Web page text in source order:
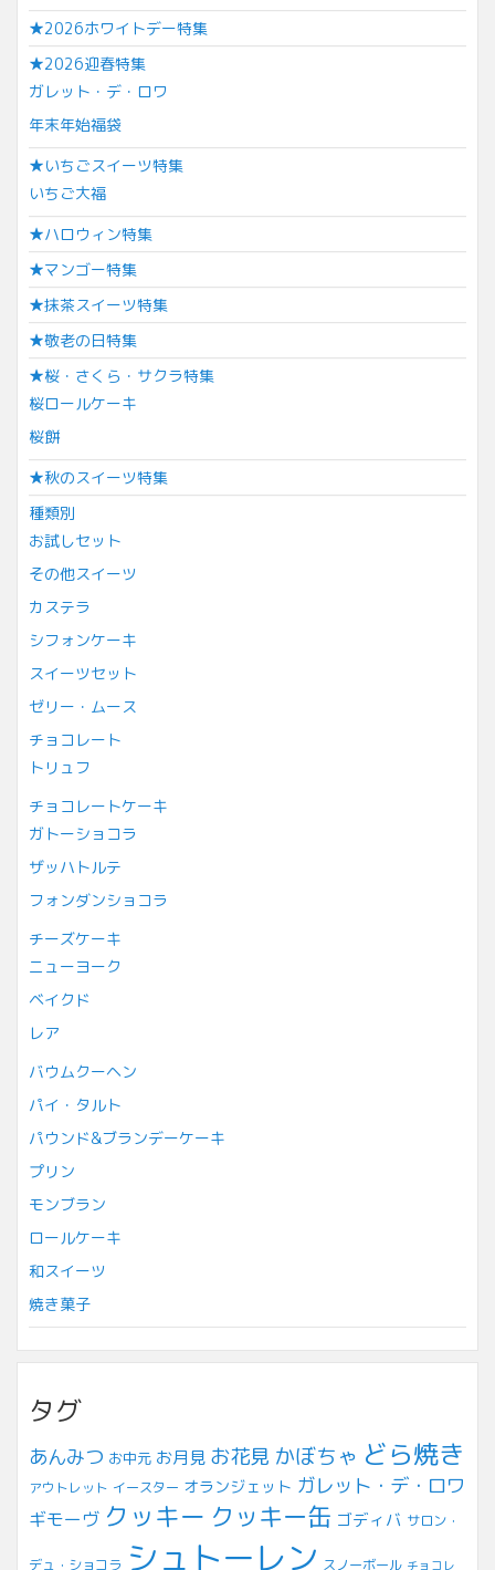
★2026ホワイトデー特集
★2026迎春特集
ガレット・デ・ロワ
年末年始福袋
★いちごスイーツ特集
いちご大福
★ハロウィン特集
★マンゴー特集
★抹茶スイーツ特集
★敬老の日特集
★桜・さくら・サクラ特集
桜ロールケーキ
桜餅
★秋のスイーツ特集
種類別
お試しセット
その他スイーツ
カステラ
シフォンケーキ
スイーツセット
ゼリー・ムース
チョコレート
トリュフ
チョコレートケーキ
ガトーショコラ
ザッハトルテ
フォンダンショコラ
チーズケーキ
ニューヨーク
ベイクド
レア
バウムクーヘン
パイ・タルト
パウンド&ブランデーケーキ
プリン
モンブラン
ロールケーキ
和スイーツ
焼き菓子
タグ
あんみつ お中元 お月見 お花見 かぼちゃ どら焼き
アウトレット イースター オランジェット ガレット・デ・ロワ
ギモーヴ クッキー クッキー缶 ゴディバ サロン・
デュ・ショコラ シュトーレン スノーボール チョコレ